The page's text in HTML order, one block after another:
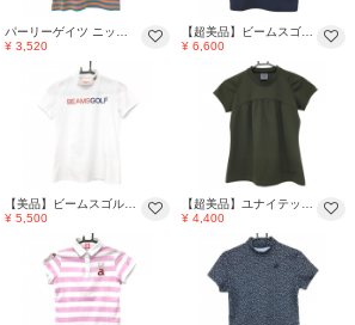
パーリーゲイツ ニット半袖ポロシャツ オレンジ×ライトブルー ボーダー リンゴ刺しゅう レディース 0(S) ゴルフウェア PEARLY GATES
¥ 3,520
【超美品】ビームスゴルフ 半袖ハイネックシャツ ネイビー×白 フロントロゴ レディース S ゴルフウェア BEAMS GOLF
¥ 6,600
【美品】ビームスゴルフ 半袖ハイネックシャツ 白×レッド フロントロゴ レディース S ゴルフウェア BEAMS GOLF
¥ 5,500
【超美品】ユナイテッドアローズゴルフ 半袖シャツ カーキ ロゴ刺しゅう レディース SMALL ゴルフウェア UNITED ARROWS
¥ 4,400